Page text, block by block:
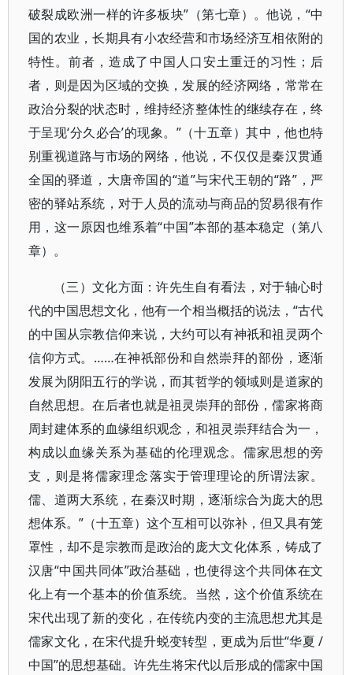
破裂成欧洲一样的许多板块”（第七章）。他说，“中
国的农业，长期具有小农经营和市场经济互相依附的
特性。前者，造成了中国人口安土重迁的习性；后
者，则是因为区域的交换，发展的经济网络，常常在
政治分裂的状态时，维持经济整体性的继续存在，终
于呈现‘分久必合’的现象。”（十五章）其中，他也特
别重视道路与市场的网络，他说，不仅仅是秦汉贯通
全国的驿道，大唐帝国的“道”与宋代王朝的“路”，严
密的驿站系统，对于人员的流动与商品的贸易很有作
用，这一原因也维系着“中国”本部的基本稳定（第八
章）。
（三）文化方面：许先生自有看法，对于轴心时
代的中国思想文化，他有一个相当概括的说法，“古代
的中国从宗教信仰来说，大约可以有神祇和祖灵两个
信仰方式。……在神祇部份和自然崇拜的部份，逐渐
发展为阴阳五行的学说，而其哲学的领域则是道家的
自然思想。在后者也就是祖灵崇拜的部份，儒家将商
周封建体系的血缘组织观念，和祖灵崇拜结合为一，
构成以血缘关系为基础的伦理观念。儒家思想的旁
支，则是将儒家理念落实于管理理论的所谓法家。
儒、道两大系统，在秦汉时期，逐渐综合为庞大的思
想体系。”（十五章）这个互相可以弥补，但又具有笼
罩性，却不是宗教而是政治的庞大文化体系，铸成了
汉唐“中国共同体”政治基础，也使得这个共同体在文
化上有一个基本的价值系统。当然，这个价值系统在
宋代出现了新的变化，在传统内变的主流思想尤其是
儒家文化，在宋代提升蜕变转型，更成为后世“华夏 /
中国”的思想基础。许先生将宋代以后形成的儒家中国